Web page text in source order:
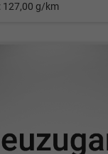
127,00 g/km